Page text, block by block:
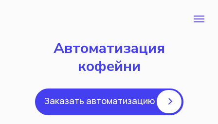
Автоматизация
кофейни
Заказать автоматизацию